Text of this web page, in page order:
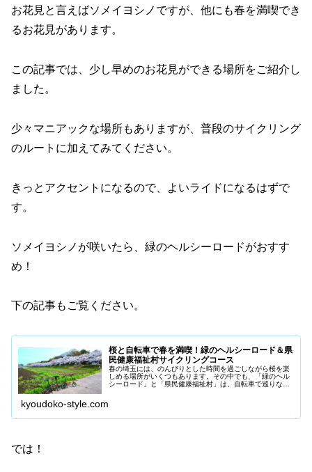
お花見と言えばソメイヨシノですが、他にも春を満喫でき
るお花見があります。
この記事では、少し早めのお花見ができる場所をご紹介し
ました。
少々マニアックな場所もありますが、普段のサイクリング
のルートに加えてみてください。
きっとアクセントになるので、よいライドになるはずで
す。
ソメイヨシノが咲いたら、緑のヘルシーロードがおすす
め！
下の記事もご覧ください。
桜と自転車で春を満喫！緑のヘルシーロード＆県
民健康福祉村サイクリングコース
春の埼玉には、のんびりとした時間を過ごしながら桜を楽
しめる場所がいくつもあります。その中でも、「緑のヘル
シーロード」と「県民健康福祉村」は、自転車で巡りなが
kyoudoko-style.com
では！